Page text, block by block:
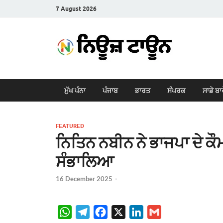
7 August 2026
ਮੁੱਖ ਪੰਨਾ ਪੰਜਾਬ ਭਾਰਤ ਸੰਪਰਕ ਸਾਡੇ
FEATURED
ਨਿਤਿਨ ਨਬੀਨ ਨੇ ਭਾਜਪਾ ਦੇ
ਸੰਭਾਲਿਆ
16 December 2025 -
W